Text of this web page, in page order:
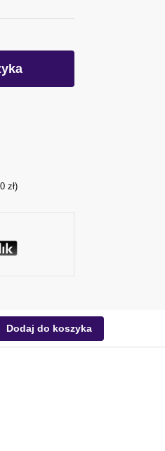
zł)
Dodaj do koszyka